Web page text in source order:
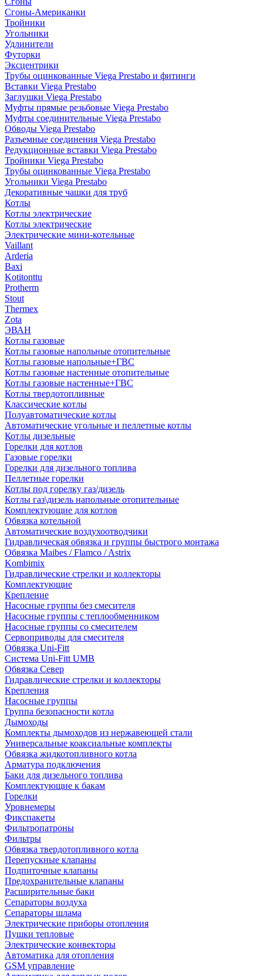
Сгоны-Американки
Тройники
Угольники
Удлинители
Футорки
Эксцентрики
Трубы оцинкованные Viega Prestabo и фитинги
Вставки Viega Prestabo
Заглушки Viega Prestabo
Муфты прямые резьбовые Viega Prestabo
Муфты соединительные Viega Prestabo
Обводы Viega Prestabo
Разъемные соединения Viega Prestabo
Редукционные вставки Viega Prestabo
Тройники Viega Prestabo
Трубы оцинкованные Viega Prestabo
Угольники Viega Prestabo
Декоративные чашки для труб
Котлы
Котлы электрические
Котлы электрические
Электрические мини-котельные
Vaillant
Arderia
Baxi
Kotitonttu
Protherm
Stout
Thermex
Zota
ЭВАН
Котлы газовые
Котлы газовые напольные отопительные
Котлы газовые напольные+ГВС
Котлы газовые настенные отопительные
Котлы газовые настенные+ГВС
Котлы твердотопливные
Классические котлы
Полуавтоматические котлы
Автоматические угольные и пеллетные котлы
Котлы дизельные
Горелки для котлов
Газовые горелки
Горелки для дизельного топлива
Пеллетные горелки
Котлы под горелку газ/дизель
Котлы газ\дизель напольные отопительные
Комплектующие для котлов
Обвязка котельной
Автоматические воздухоотводчики
Гидравлическая обвязка и группы быстрого монтажа
Обвязка Maibes / Flamco / Astrix
Kombimix
Гидравлические стрелки и коллекторы
Комплектующие
Крепление
Насосные группы без смесителя
Насосные группы с теплообменником
Насосные группы со смесителем
Сервоприводы для смесителя
Обвязка Uni-Fitt
Система Uni-Fitt UMB
Обвязка Север
Гидравлические стрелки и коллекторы
Крепления
Насосные группы
Группа безопасности котла
Дымоходы
Комплекты дымоходов из нержавеющей стали
Универсальные коаксиальные комплекты
Обвязка жидкотопливного котла
Арматура подключения
Баки для дизельного топлива
Комплектующие к бакам
Горелки
Уровнемеры
Фикспакеты
Фильтропатроны
Фильтры
Обвязка твердотопливного котла
Перепускные клапаны
Подпиточные клапаны
Предохранительные клапаны
Расширительные баки
Сепараторы воздуха
Сепараторы шлама
Электрические приборы отопления
Пушки тепловые
Электрические конвекторы
Автоматика для отопления
GSM управление